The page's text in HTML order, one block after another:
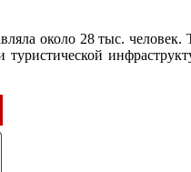
около 28 тыс. человек.